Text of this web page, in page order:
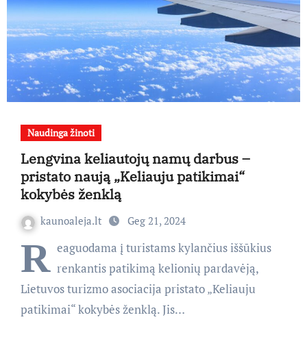
Naudinga žinoti
Lengvina keliautojų namų darbus –
pristato naują „Keliauju patikimai“
kokybės ženklą
kaunoaleja.lt Geg 21, 2024
R eaguodama į turistams kylančius iššūkius
renkantis patikimą kelionių pardavėją,
Lietuvos turizmo asociacija pristato „Keliauju
patikimai“ kokybės ženklą. Jis…